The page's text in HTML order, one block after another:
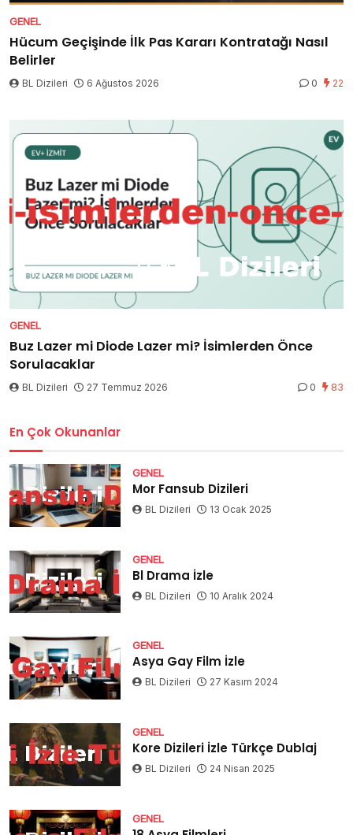
GENEL
Hücum Geçişinde İlk Pas Kararı Kontratağı Nasıl
Belirler
BL Dizileri 6 Ağustos 2026 0 22
GENEL
Buz Lazer mi Diode Lazer mi? İsimlerden Önce
Sorulacaklar
BL Dizileri 27 Temmuz 2026 0 83
En Çok Okunanlar
GENEL
Mor Fansub Dizileri
BL Dizileri 13 Ocak 2025
GENEL
Bl Drama İzle
BL Dizileri 10 Aralık 2024
GENEL
Asya Gay Film İzle
BL Dizileri 27 Kasım 2024
GENEL
Kore Dizileri İzle Türkçe Dublaj
BL Dizileri 24 Nisan 2025
GENEL